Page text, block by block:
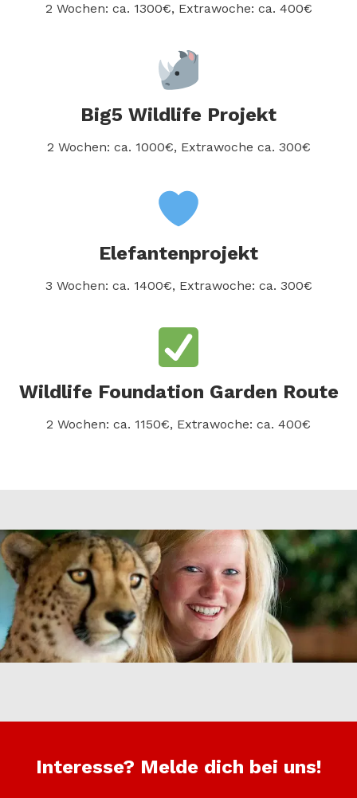
2 Wochen: ca. 1300€, Extrawoche: ca. 400€
Big5 Wildlife Projekt
2 Wochen: ca. 1000€, Extrawoche ca. 300€
Elefantenprojekt
3 Wochen: ca. 1400€, Extrawoche: ca. 300€
Wildlife Foundation Garden Route
2 Wochen: ca. 1150€, Extrawoche: ca. 400€
Interesse? Melde dich bei uns!